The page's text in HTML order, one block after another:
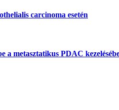
carcinoma esetén
a metasztatikus PDAC